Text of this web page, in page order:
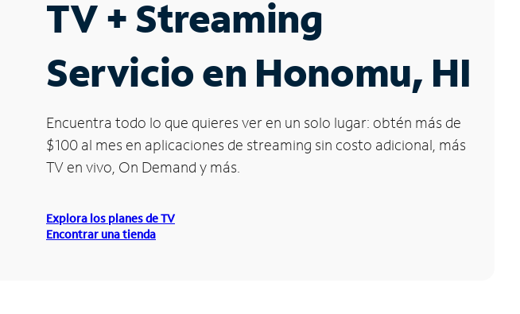
TV + Streaming
Servicio en Honomu, HI
Encuentra todo lo que quieres ver en un solo lugar: obtén más de
$100 al mes en aplicaciones de streaming sin costo adicional, más
TV en vivo, On Demand y más.
Explora los planes de TV
Encontrar una tienda